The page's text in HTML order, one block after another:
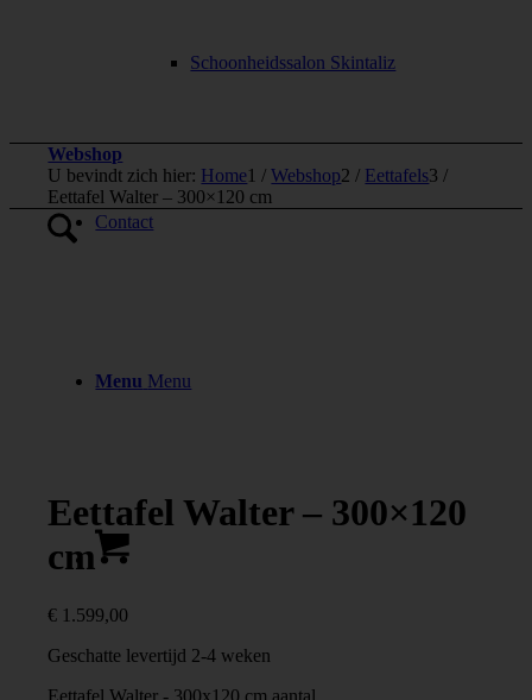
Schoonheidssalon Skintaliz
Contact
Menu Menu
Webshop
U bevindt zich hier: Home1 / Webshop2 / Eettafels3 /
Eettafel Walter – 300×120 cm
Eettafel Walter – 300×120
cm
€ 1.599,00
Geschatte levertijd 2-4 weken
Eettafel Walter - 300x120 cm aantal